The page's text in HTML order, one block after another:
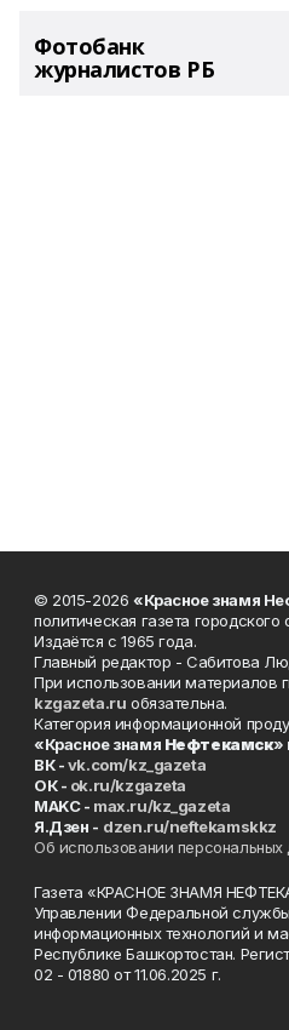
Фотобанк
журналистов РБ
© 2015-2026 «Красное знамя
политическая газета
Издаётся с 1965 года.
Главный редактор - Сабитова
При использовании материалов
kzgazeta.ru обязательна.
Категория информационной
«Красное знамя Нефтекамск»
ВК -vk.com/kz_gazeta
ОК - ok.ru/kzgazeta
MAKC - max.ru/kz_gazeta
Я.Дзен - dzen.ru/neftekamskkz
Об использовании персональных
Газета «КРАСНОЕ ЗНАМЯ
Управлении Федеральной
информационных технологий и
Республике Башкортостан.
02 - 01880 от 11.06.2025 г.